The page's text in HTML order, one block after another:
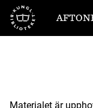
Till startsidan
Materialet är